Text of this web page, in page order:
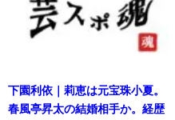
下園利依｜莉恵は元宝珠小夏。
春風亭昇太の結婚相手か。経歴